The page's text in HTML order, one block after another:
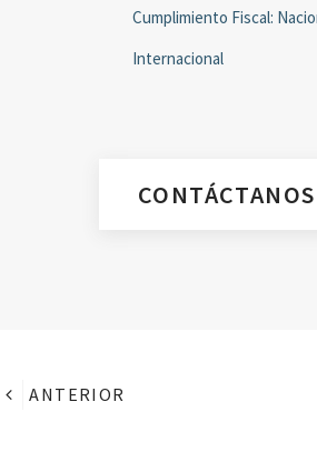
Cumplimiento Fiscal:
Internacional
CONTÁCTANOS
ANTERIOR